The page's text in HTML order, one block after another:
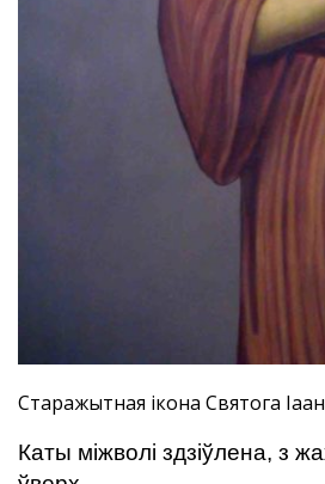
Старажытная iкона Святога
Каты міжволі здзіўлена, з